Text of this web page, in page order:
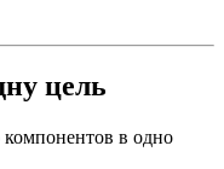
цель
в одно